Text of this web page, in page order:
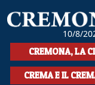
10/8/
HOME
CRONACA
CREMONA, LA
CREMA E IL